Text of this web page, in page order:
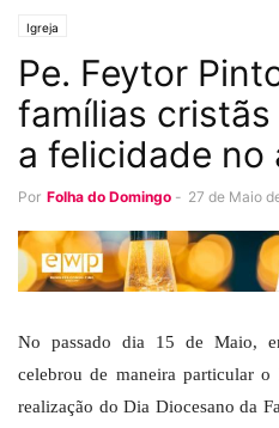
Igreja
Pe. Feytor
famílias
a felicidade no
Por Folha do Domingo - 27 de Maio
No passado dia 15 de Maio,
celebrou de maneira particular
realização do Dia Diocesano da